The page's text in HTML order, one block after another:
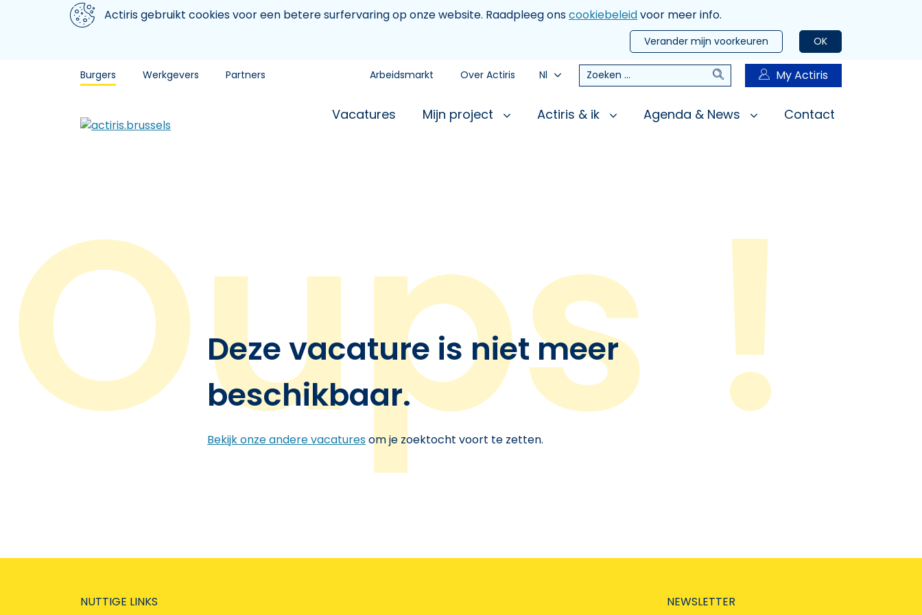
Aller au contenu principal
We gebruiken cookiesActiris gebruikt cookies voor een betere surfervaring op onze website. Raadpleeg onscookiebeleidvoor meer info.
OK
Verander mijn voorkeuren
Burgers Werkgevers Partners Arbeidsmarkt Over Actiris Nl Zoeken Zoeken My Actiris
Vacatures Mijn project Actiris & ik Agenda & News Contact
Deze vacature is niet meer
beschikbaar.
Bekijk onze andere vacaturesom je zoektocht voort te zetten.
NUTTIGE LINKS NEWSLETTER